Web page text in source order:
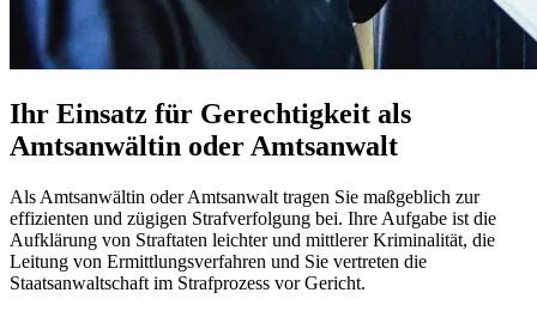
Ihr Einsatz für Gerechtigkeit als
Amtsanwältin oder Amtsanwalt
Als Amtsanwältin oder Amtsanwalt tragen Sie maßgeblich zur
effizienten und zügigen Strafverfolgung bei. Ihre Aufgabe ist die
Aufklärung von Straftaten leichter und mittlerer Kriminalität, die
Leitung von Ermittlungsverfahren und Sie vertreten die
Staatsanwaltschaft im Strafprozess vor Gericht.